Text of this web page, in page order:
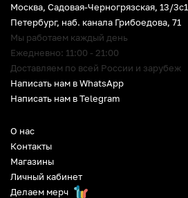
О нас
Контакты
Магазины
Личный кабинет
Делаем мерч
Москва, Садовая-Черногрязская, 13/3c1
Петербург, наб. канала Грибоедова, 71
Мы работаем каждый день
Ежедневно: 11:00 - 21:00
Доставляем по всей России и зарубеж
Написать нам в WhatsApp
Написать нам в Telegram